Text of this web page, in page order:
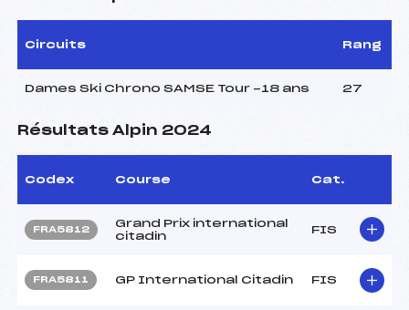
Circuits Rang
Dames Ski Chrono SAMSE Tour -18 ans 27
Résultats Alpin 2024
Codex Course Cat.
FRA5812
Grand Prix international
citadin
FIS
FRA5811 GP International Citadin FIS